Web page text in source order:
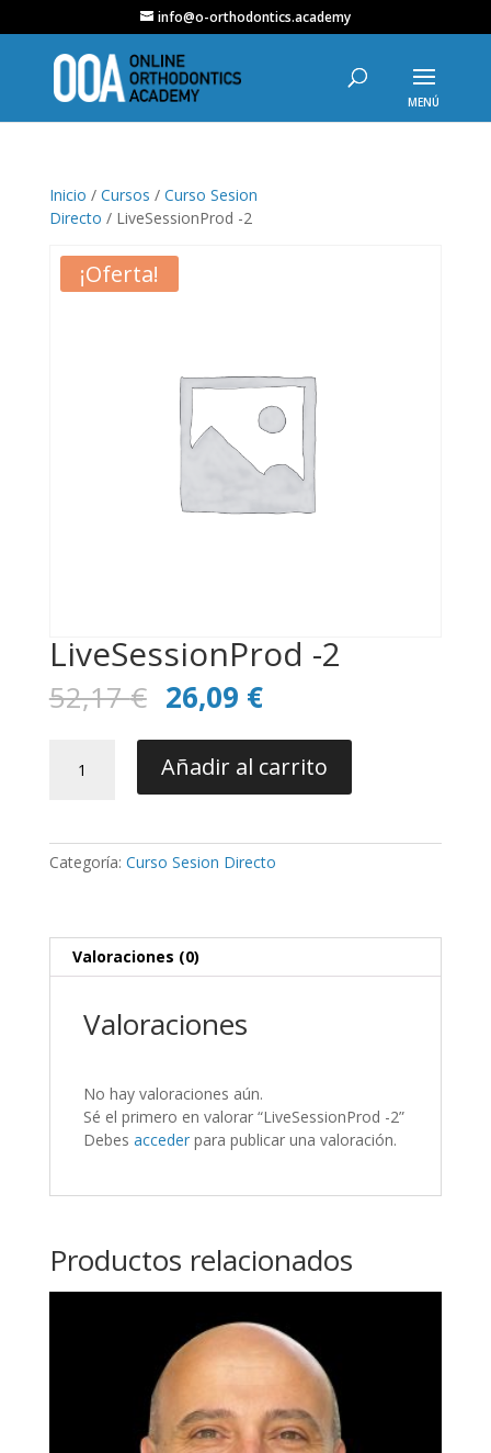
info@o-orthodontics.academy
Inicio / Cursos / Curso Sesion
Directo / LiveSessionProd -2
¡Oferta!
LiveSessionProd -2
52,17€ El
precio
original
era:
52,17 €.
26,09 €El
precio
actual
es:
26,09 €.
Añadir al carrito
Categoría: Curso Sesion Directo
Valoraciones (0)
Valoraciones
No hay valoraciones aún.
Sé el primero en valorar “LiveSessionProd -2”
Debes accederpara publicar una valoración.
Productos relacionados